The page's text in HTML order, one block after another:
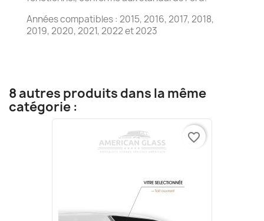
Années compatibles : 2015, 2016, 2017, 2018,
2019, 2020, 2021, 2022 et 2023
8 autres produits dans la même
catégorie :
favorite_border